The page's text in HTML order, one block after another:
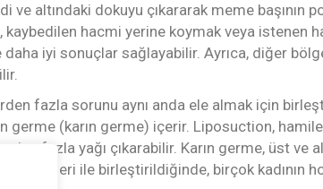
ve altındaki dokuyu çıkararak meme
hacmi yerine koymak veya istenen
iyi sonuçlar sağlayabilir. Ayrıca, diğer
fazla sorunu aynı anda ele almak için
germe (karın germe) içerir. Liposuction,
fazla yağı çıkarabilir. Karın germe, üst ve
tedavileri ile birleştirildiğinde, birçok kadının